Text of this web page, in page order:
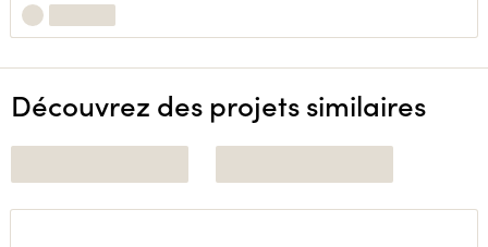
Découvrez des projets similaires